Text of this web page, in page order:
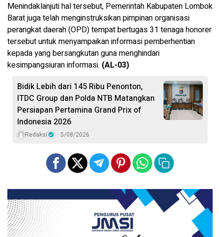
Menindaklanjuti hal tersebut, Pemerintah Kabupaten Lombok
Barat juga telah menginstruksikan pimpinan organisasi
perangkat daerah (OPD) tempat bertugas 31 tenaga honorer
tersebut untuk menyampaikan informasi pemberhentian
kepada yang bersangkutan guna menghindari
kesimpangsiuran informasi. (AL-03)
Bidik Lebih dari 145 Ribu Penonton,
ITDC Group dan Polda NTB Matangkan
Persiapan Pertamina Grand Prix of
Indonesia 2026
Redaksi 5/08/2026